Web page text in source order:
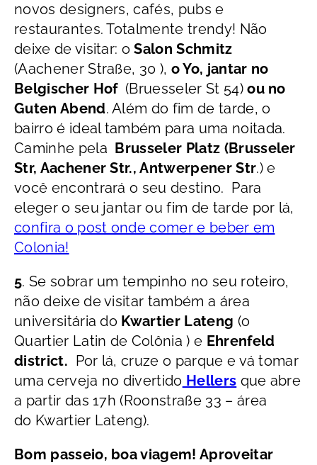
novos designers, cafés, pubs e
restaurantes. Totalmente trendy! Não
deixe de visitar: oSalon Schmitz
(Aachener Straße, 30 ), o Yo, jantar no
Belgischer Hof (Bruesseler St 54)ou no
Guten Abend. Além do fim de tarde, o
bairro é ideal também para uma noitada.
Caminhe pela Brusseler Platz (Brusseler
Str, Aachener Str., Antwerpener Str.) e
você encontrará o seu destino. Para
eleger o seu jantar ou fim de tarde por lá,
confira o post onde comer e beber em
Colonia!
5. Se sobrar um tempinho no seu roteiro,
não deixe de visitar também a área
universitária do Kwartier Lateng (o
Quartier Latin de Colônia ) e Ehrenfeld
district. Por lá, cruze o parque e vá tomar
uma cerveja no divertido Hellers que abre
a partir das 17h (Roonstraße 33 – área
do Kwartier Lateng).
Bom passeio, boa viagem! Aproveitar